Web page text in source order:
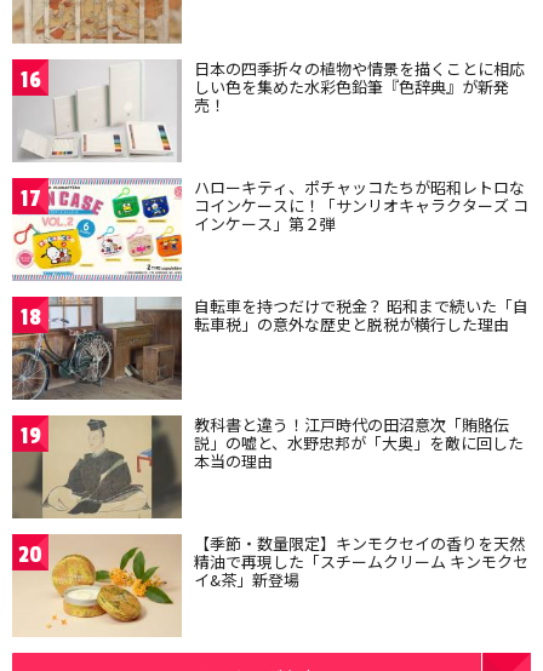
16 日本の四季折々の植物や情景を描くことに相応
しい色を集めた水彩色鉛筆『色辞典』が新発
売！
17 ハローキティ、ポチャッコたちが昭和レトロな
コインケースに！「サンリオキャラクターズ コ
インケース」第２弾
18 自転車を持つだけで税金？ 昭和まで続いた「自
転車税」の意外な歴史と脱税が横行した理由
19 教科書と違う！江戸時代の田沼意次「賄賂伝
説」の嘘と、水野忠邦が「大奥」を敵に回した
本当の理由
20 【季節・数量限定】キンモクセイの香りを天然
精油で再現した「スチームクリーム キンモクセ
イ&茶」新登場